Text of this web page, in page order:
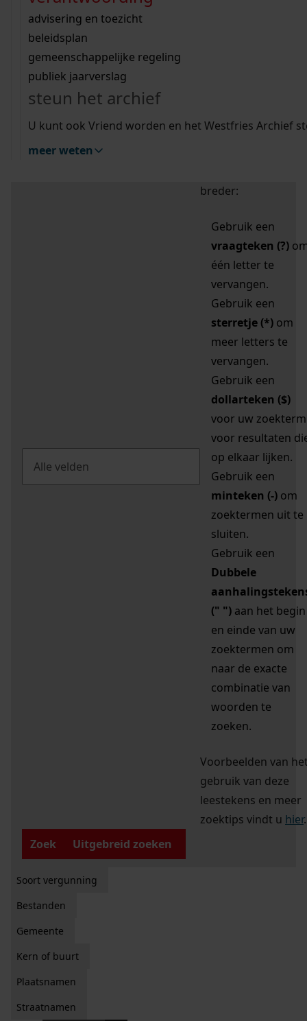
bouwvergunningen
omgevingsvergunningen
vergunningen
beeld en geluid
uitleg nodig?
Wij helpen u op weg met een aantal zoektips.
bekijk alle zoektips
Wij helpen u op weg met een aantal zoektips.
bekijk alle zoektips
bekijk ons geschiedenislokaal
advisering en toezicht
beleidsplan
gemeenschappelijke regeling
publiek jaarverslag
steun het archief
U kunt ook Vriend worden en het Westfries Archief
meer weten
zoektips
Mijn Studiezaal (inloggen)
uw zoekopdracht te
breder:
Gebruik een
vraagteken (?)
één letter te
vervangen.
Gebruik een
sterretje (*) om
meer letters te
vervangen.
Gebruik een
dollarteken ($)
voor uw zoekterm
voor resultaten
op elkaar lijken.
Gebruik een
minteken (-) om
zoektermen uit te
sluiten.
Gebruik een
Dubbele
(" ") aan het begin
en einde van uw
zoektermen om
naar de exacte
combinatie van
woorden te
zoeken.
Voorbeelden van
gebruik van deze
leestekens en meer
zoektips vindt u hier.
Zoek
Uitgebreid zoeken
Soort vergunning
Bestanden
Gemeente
Kern of buurt
Plaatsnamen
Straatnamen